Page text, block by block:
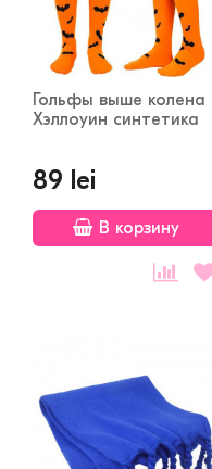
Гольфы выше колена
Хэллоуин синтетика
89 lei
В корзину